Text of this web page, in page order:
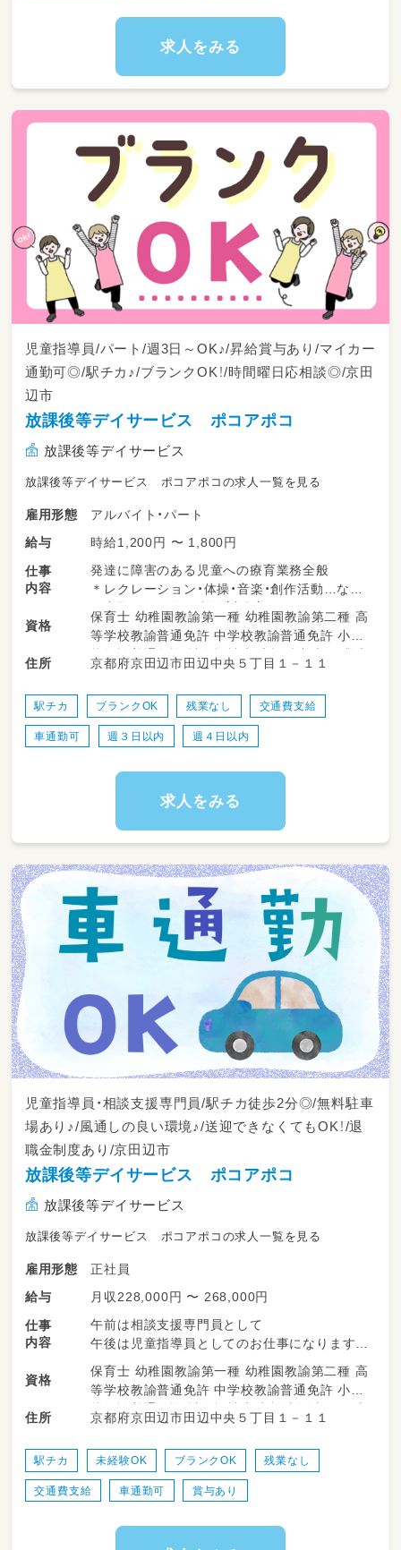
求人をみる
児童指導員/パート/週3日～OK♪/昇給賞与あり/マイカー
通勤可◎/駅チカ♪/ブランクOK！/時間曜日応相談◎/京田
辺市
放課後等デイサービス ポコアポコ
放課後等デイサービス
放課後等デイサービス ポコアポコの求人一覧を見る
雇用形態
アルバイト・パート
給与
時給1,200円 〜 1,800円
仕事
内容
発達に障害のある児童への療育業務全般
＊レクレーション・体操・音楽・創作活動…など
＊宿題などの学習支援（宿題）
＊連絡帳などの記入
＊児童の送迎
送迎業務が難しい方もご相談可能♪
資格
保育士 幼稚園教諭第一種 幼稚園教諭第二種 高
等学校教諭普通免許 中学校教諭普通免許 小学
校教諭普通免許 社会福祉士 言語聴覚士 作業療
法士 理学療法士 普通自動車運転免許
住所 京都府京田辺市田辺中央５丁目１－１１
駅チカ ブランクOK 残業なし 交通費支給
車通勤可 週３日以内 週４日以内
求人をみる
児童指導員・相談支援専門員/駅チカ徒歩2分◎/無料駐車
場あり♪/風通しの良い環境♪/送迎できなくてもOK！/退
職金制度あり/京田辺市
放課後等デイサービス ポコアポコ
放課後等デイサービス
放課後等デイサービス ポコアポコの求人一覧を見る
雇用形態
正社員
給与
月収228,000円 〜 268,000円
仕事
内容
午前は相談支援専門員として
午後は児童指導員としてのお仕事になります♪
【相談支援専門員業務】
障がいを持つお子様やご家族様の相談業務
＊情報提供やサービスなど利用計画の作成
＊モニタリング
＊関係機関との連絡・調整
資格
保育士 幼稚園教諭第一種 幼稚園教諭第二種 高
等学校教諭普通免許 中学校教諭普通免許 小学
校教諭普通免許 社会福祉士 相談支援専門員 言
語聴覚士 作業療法士 理学療法士 精神保健福祉
士 普通自動車運転免許
住所 京都府京田辺市田辺中央５丁目１－１１
駅チカ 未経験OK ブランクOK 残業なし
交通費支給 車通勤可 賞与あり